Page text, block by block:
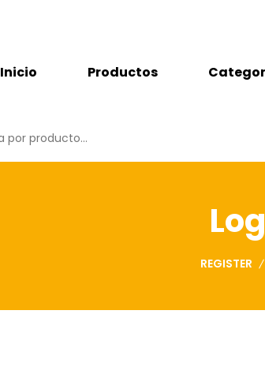
Inicio Productos
REGISTER